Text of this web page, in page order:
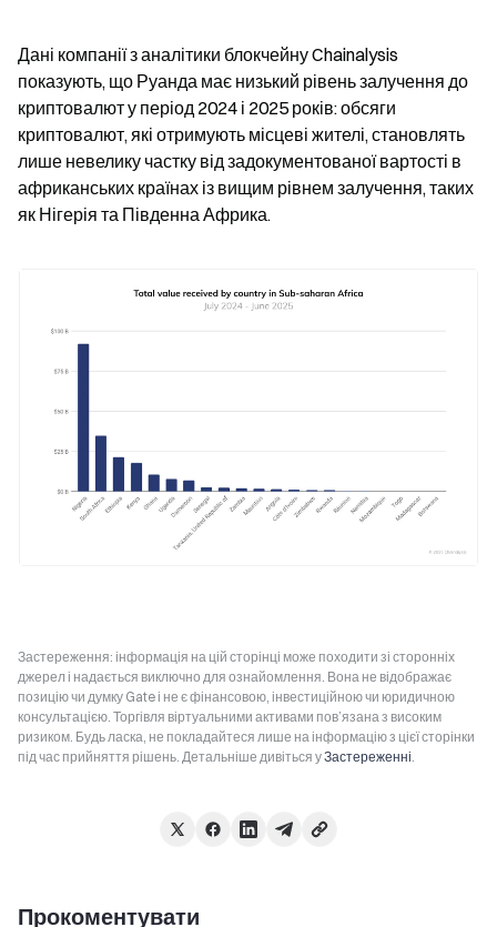
Дані компанії з аналітики блокчейну Chainalysis
показують, що Руанда має низький рівень залучення до
криптовалют у період 2024 і 2025 років: обсяги
криптовалют, які отримують місцеві жителі, становлять
лише невелику частку від задокументованої вартості в
африканських країнах із вищим рівнем залучення, таких
як Нігерія та Південна Африка.
Застереження: інформація на цій сторінці може походити зі сторонніх
джерел і надається виключно для ознайомлення. Вона не відображає
позицію чи думку Gate і не є фінансовою, інвестиційною чи юридичною
консультацією. Торгівля віртуальними активами пов’язана з високим
ризиком. Будь ласка, не покладайтеся лише на інформацію з цієї сторінки
під час прийняття рішень. Детальніше дивіться уЗастереженні.
Прокоментувати